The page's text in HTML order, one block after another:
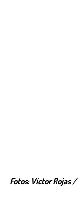
Fotos: Víctor Rojas /